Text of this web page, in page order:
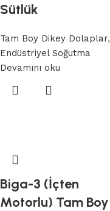
Sütlük
Tam Boy Dikey Dolaplar,
Endüstriyel Soğutma
Devamını oku
Biga-3 (İçten
Motorlu) Tam Boy